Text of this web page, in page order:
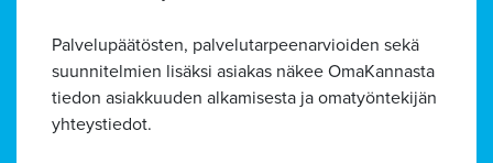
Palvelupäätösten, palvelutarpeenarvioiden sekä
suunnitelmien lisäksi asiakas näkee OmaKannasta
tiedon asiakkuuden alkamisesta ja omatyöntekijän
yhteystiedot.